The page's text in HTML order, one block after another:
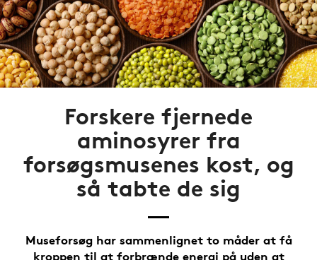
Forskere fjernede
aminosyrer fra
forsøgsmusenes kost, og
så tabte de sig
Museforsøg har sammenlignet to måder at få
kroppen til at forbrænde energi på uden at